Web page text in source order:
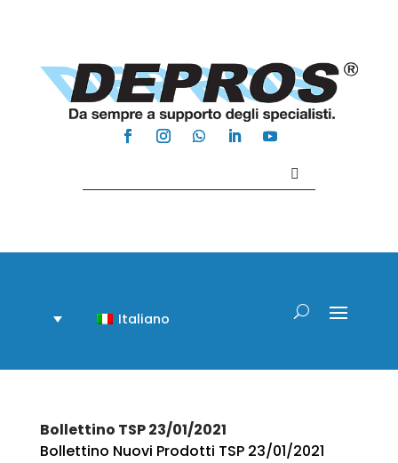
Italiano
Bollettino TSP 23/01/2021
Bollettino Nuovi Prodotti TSP 23/01/2021